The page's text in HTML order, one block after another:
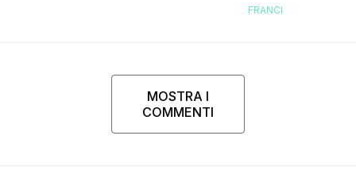
FRANCI
MOSTRA I
COMMENTI